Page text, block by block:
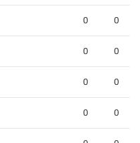
0 0
0 0
0 0
0 0